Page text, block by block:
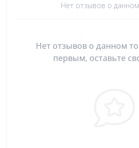
Нет отзывов о
Нет отзывов о данном
первым, оставьте